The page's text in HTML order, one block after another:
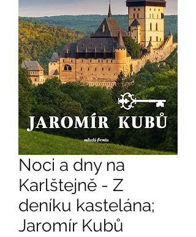
Noci a dny na
Karlštejně - Z
deníku kastelána;
Jaromír Kubů